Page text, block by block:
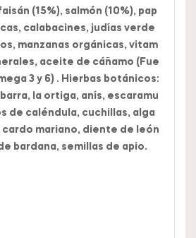
(15%), salmón (10%), pap
calabacines, judías verde
manzanas orgánicas, vitam
aceite de cáñamo (Fue
3 y 6) . Hierbas botánicos:
la ortiga, anís, escaramu
de caléndula, cuchillas, alga
cardo mariano, diente de león
bardana, semillas de apio.